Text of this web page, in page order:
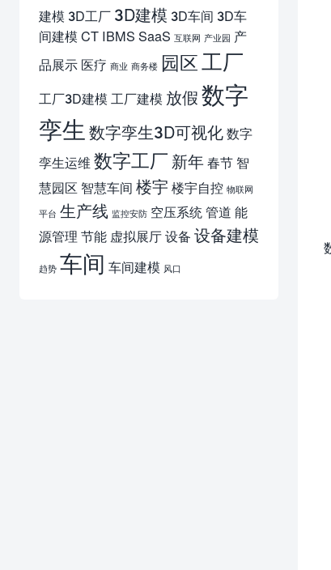
建模 3D工厂 3D建模 3D车间 3D车
间建模 CT IBMS SaaS 互联网 产业园 产
品展示 医疗 商业 商务楼 园区工厂
工厂3D建模 工厂建模 放假 数字
孪生 数字孪生3D可视化 数字
孪生运维 数字工厂 新年 春节 智
慧园区 智慧车间 楼宇 楼宇自控 物联网
平台 生产线 监控安防 空压系统 管道 能
源管理 节能 虚拟展厅 设备 设备建模
趋势 车间 车间建模 风口